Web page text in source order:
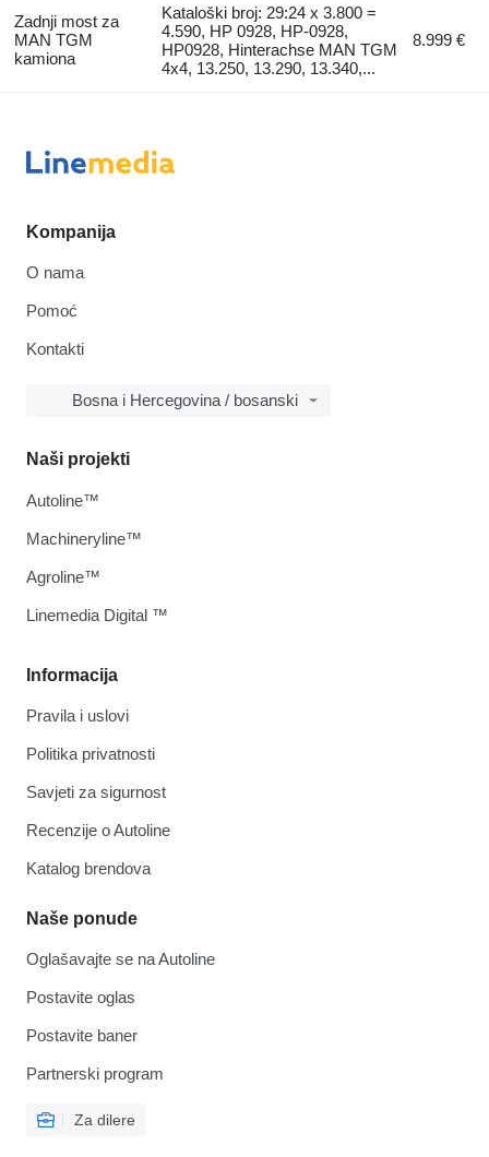
Zadnji most za
MAN TGM
kamiona
Kataloški broj: 29:24 x 3.800 =
4.590, HP 0928, HP-0928,
HP0928, Hinterachse MAN TGM
4x4, 13.250, 13.290, 13.340,...
8.999 €
Kompanija
O nama
Pomoć
Kontakti
Bosna i Hercegovina / bosanski
Informacija
Pravila i uslovi
Politika privatnosti
Savjeti za sigurnost
Recenzije o Autoline
Katalog brendova
Naše ponude
Oglašavajte se na Autoline
Postavite oglas
Postavite baner
Partnerski program
Za dilere
Naši projekti
Autoline™
Machineryline™
Agroline™
Linemedia Digital ™